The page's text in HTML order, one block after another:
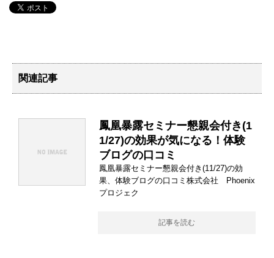
関連記事
鳳凰暴露セミナー懇親会付き(1
1/27)の効果が気になる！体験
ブログの口コミ
鳳凰暴露セミナー懇親会付き(11/27)の効
果、体験ブログの口コミ株式会社 Phoenix
プロジェク
記事を読む